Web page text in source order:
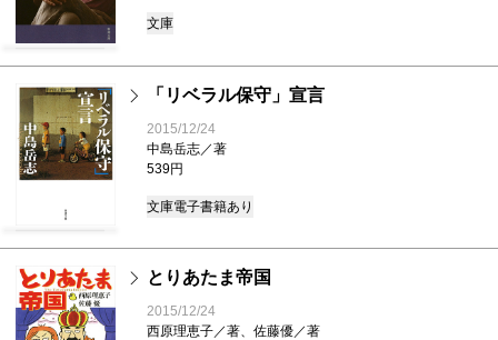
文庫
「リベラル保守」宣言
2015/12/24
中島岳志／著
539円
文庫電子書籍あり
とりあたま帝国
2015/12/24
西原理恵子／著、佐藤優／著